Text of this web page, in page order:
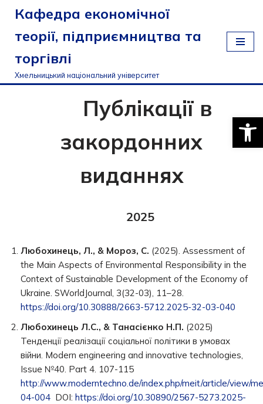
Перейти
вмісту
Кафедра економічної
теорії, підприємництва та
торгівлі
Хмельницький національний університет
Публікації в
закордонних
виданнях
2025
Любохинець, Л., & Мороз, С. (2025). Assessment of
the Main Aspects of Environmental Responsibility in the
Context of Sustainable Development of the Economy of
Ukraine. SWorldJournal, 3(32-03), 11–28.
https://doi.org/10.30888/2663-5712.2025-32-03-040
Любохинець Л.С., & Танасієнко Н.П. (2025)
Тенденції реалізації соціальної політики в умовах
війни. Modern engineering and innovative technologies,
Issue №40. Part 4. 107-115
http://www.moderntechno.de/index.php/meit/article/view/
04-004 DOI: https://doi.org/10.30890/2567-5273.2025-